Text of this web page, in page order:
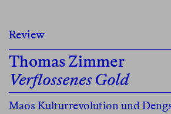
Review
Thomas Zimmer
Verflossenes Gold
Maos Kulturrevolution und